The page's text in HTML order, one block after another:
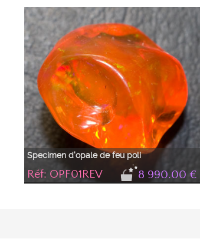
A à Z
Specimen d'opale de feu poli
8 990.00 €
Réf: OPF01REV